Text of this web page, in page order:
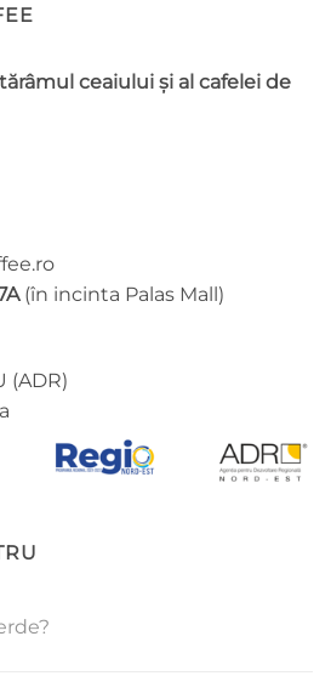
pot
fi
ceaiului și al cafelei de
(în incinta Palas Mall)
(ADR)